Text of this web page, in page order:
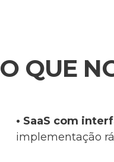
O QUE
• SaaS com
implementação